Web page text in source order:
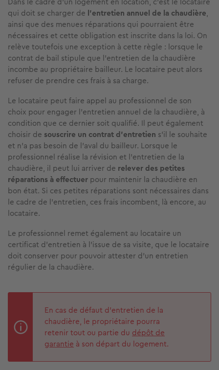
qui doit se charger de l’entretien annuel de la chaudière,
ainsi que des menues réparations qui pourraient être
nécessaires et cette obligation est inscrite dans la loi. On
relève toutefois une exception à cette règle : lorsque le
contrat de bail stipule que l’entretien de la chaudière
incombe au propriétaire bailleur. Le locataire peut alors
refuser de prendre ces frais à sa charge.
Le locataire peut faire appel au professionnel de son
choix pour engager l’entretien annuel de la chaudière, à
condition que ce dernier soit qualifié. Il peut également
choisir de souscrire un contrat d’entretien s’il le souhaite
et n’a pas besoin de l’aval du bailleur. Lorsque le
professionnel réalise la révision et l’entretien de la
chaudière, il peut lui arriver de relever des petites
réparations à effectuer pour maintenir la chaudière en
bon état. Si ces petites réparations sont nécessaires dans
le cadre de l’entretien, ces frais incombent, là encore, au
locataire.
Le professionnel remet également au locataire un
certificat d’entretien à l’issue de sa visite, que le locataire
doit conserver pour pouvoir attester d’un entretien
régulier de la chaudière.
En cas de défaut d’entretien de la
chaudière, le propriétaire pourra
retenir tout ou partie du dépôt de
garantie à son départ du logement.